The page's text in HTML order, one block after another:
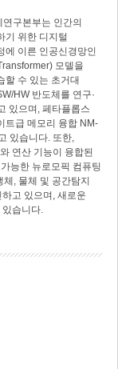
구본부는 인간의
기 위한 디지털
에 이른 인공신경망인
모델을
할 수 있는 초거대
HW 반도체를 연구·
있으며, 페타플롭스
트급 메모리 융합 NM-
있습니다. 또한,
연산 기능이 융합된
능한 뉴로모픽 컴퓨팅
, 물체 및 공간탐지
고 있으며, 새로운
있습니다.